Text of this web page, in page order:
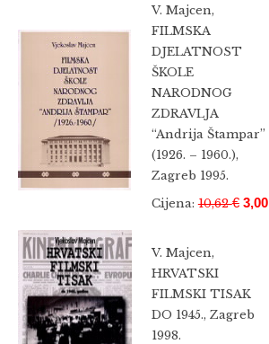
V. Majcen,
FILMSKA
DJELATNOST
ŠKOLE
NARODNOG
ZDRAVLJA
“Andrija Štampar”
(1926. – 1960.),
Zagreb 1995.
Cijena:10,62€ 3,00
V. Majcen,
HRVATSKI
FILMSKI TISAK
DO 1945., Zagreb
1998.